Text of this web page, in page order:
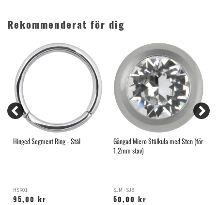
Rekommenderat för dig
Hinged Segment Ring - Stål
HSR01
95,00 kr
Gängad Micro Stålkula med Sten (för
1.2mm stav)
SJM - SJB
50,00 kr